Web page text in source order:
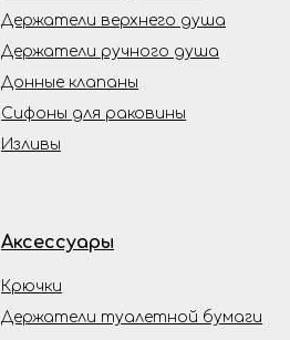
Держатели туалетной бумаги
Крючки
Аксессуары
Держатели верхнего душа
Держатели ручного душа
Донные клапаны
Сифоны для раковины
Изливы